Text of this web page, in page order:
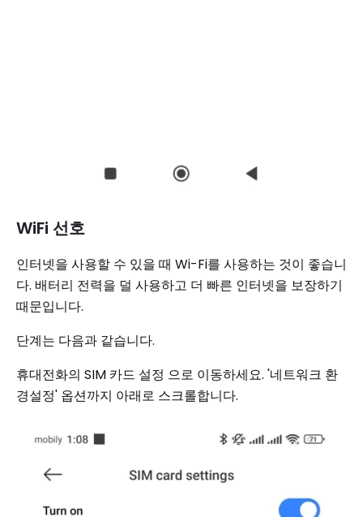
WiFi 선호
인터넷을 사용할 수 있을 때 Wi-Fi를 사용하는 것이 좋습니
다. 배터리 전력을 덜 사용하고 더 빠른 인터넷을 보장하기
때문입니다.
단계는 다음과 같습니다.
휴대전화의 SIM 카드 설정 으로 이동하세요. '네트워크 환
경설정' 옵션까지 아래로 스크롤합니다.